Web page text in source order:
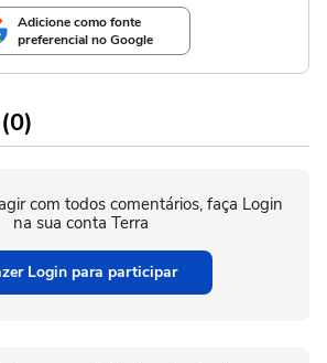
Adicione como fonte
preferencial no Google
com todos comentários, faça Login
na sua conta Terra
Login para participar